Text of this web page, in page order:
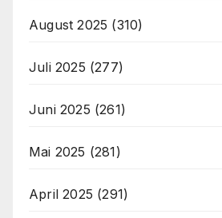
August 2025 (310)
Juli 2025 (277)
Juni 2025 (261)
Mai 2025 (281)
April 2025 (291)